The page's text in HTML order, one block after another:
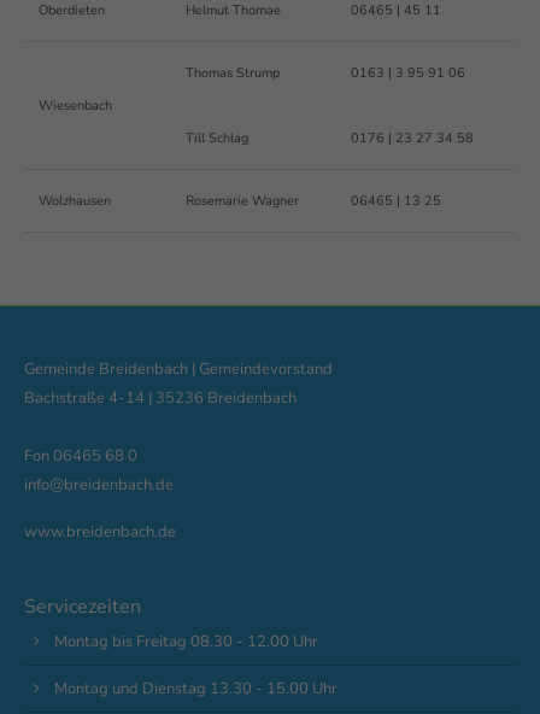
Oberdieten Helmut Thomae 06465 | 45 11
Wiesenbach
Thomas Strump
Till Schlag
0163 | 3 95 91 06
0176 | 23 27 34 58
Wolzhausen Rosemarie Wagner 06465 | 13 25
Gemeinde Breidenbach | Gemeindevorstand
Bachstraße 4-14 | 35236 Breidenbach
Fon 06465 68 0
info@breidenbach.de
www.breidenbach.de
Servicezeiten
Montag bis Freitag 08.30 - 12.00 Uhr
Montag und Dienstag 13.30 - 15.00 Uhr